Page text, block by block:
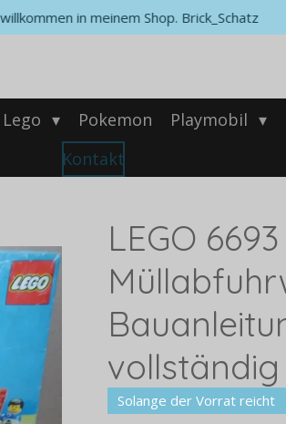
in meinem Shop. Brick_Schatz
Lego Pokemon Playmobil
Kontakt
LEGO
vollständig
Solange der Vorrat reicht